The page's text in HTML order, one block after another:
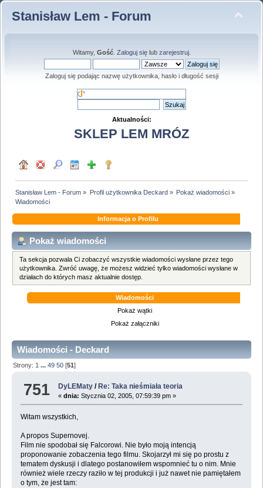
Stanisław Lem - Forum
Witamy, Gość. Zaloguj sięlub zarejestruj.
Zaloguj się podając nazwę użytkownika, hasło i długość sesji
Aktualności:
SKLEP LEM MRÓZ
Stanisław Lem - Forum » Profil użytkownika Deckard» Pokaż wiadomości»
Wiadomości
Informacja o Profilu
Pokaż wiadomości
Ta sekcja pozwala Ci zobaczyć wszystkie wiadomości wysłane przez tego
użytkownika. Zwróć uwagę, że możesz widzieć tylko wiadomości wysłane w
działach do których masz aktualnie dostęp.
Wiadomości
Pokaż wątki
Pokaż załączniki
Wiadomości - Deckard
Strony: 1 ...49 50 [51]
751 DyLEMaty / Re: Taka nieśmiała teoria
«dnia: Stycznia 02, 2005, 07:59:39 pm »
Witam wszystkich,
A propos Supernovej.
Film nie spodobał się Falcorowi. Nie było moją intencją
proponowanie zobaczenia tego filmu. Skojarzył mi się po prostu z
tematem dyskusji i dlatego postanowiłem wspomnieć tu o nim. Mnie
również wiele rzeczy raziło w tej produkcji i już nawet nie pamiętałem
o tym, że jest tam: